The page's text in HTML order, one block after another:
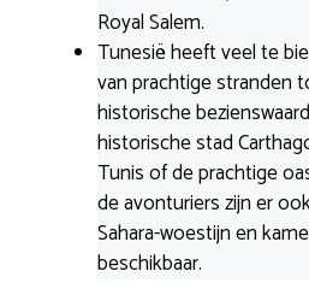
Royal Salem.
Tunesië heeft veel te
van prachtige stranden
historische
historische stad
Tunis of de prachtige
de avonturiers zijn er
Sahara-woestijn en
beschikbaar.